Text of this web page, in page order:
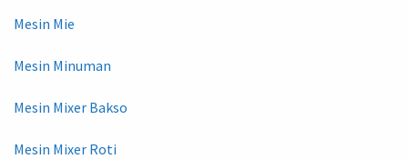
Mesin Mie
Mesin Minuman
Mesin Mixer Bakso
Mesin Mixer Roti